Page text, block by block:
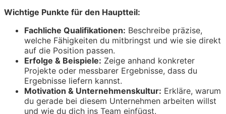
Wichtige Punkte für den Hauptteil:
Fachliche Qualifikationen: Beschreibe präzise,
welche Fähigkeiten du mitbringst und wie sie direkt
auf die Position passen.
Erfolge & Beispiele: Zeige anhand konkreter
Projekte oder messbarer Ergebnisse, dass du
Ergebnisse liefern kannst.
Motivation & Unternehmenskultur: Erkläre, warum
du gerade bei diesem Unternehmen arbeiten willst
und wie du dich ins Team einfügst.